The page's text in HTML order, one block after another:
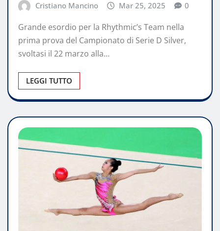
Cristiano Mancino Mar 25, 2025 0
Grande esordio per la Rhythmic’s Team nella
prima prova del Campionato di Serie D Silver,
svoltasi il 22 marzo alla…
LEGGI TUTTO